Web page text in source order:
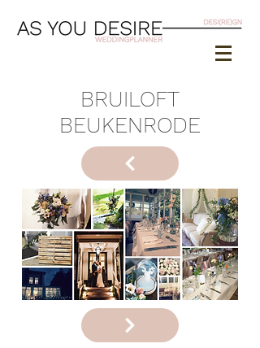
BRUILOFT
BEUKENRODE